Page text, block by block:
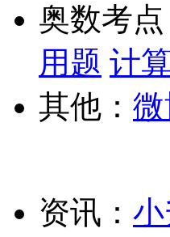
奥数考点
用题 计
其他：
资讯：